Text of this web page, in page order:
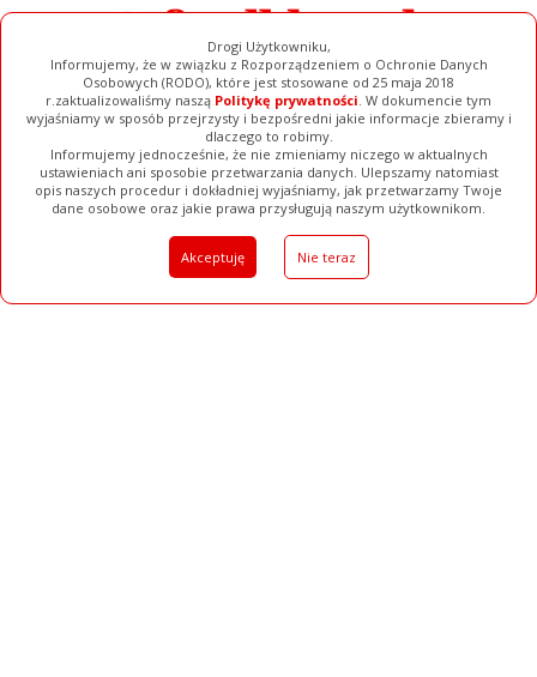
Drogi Użytkowniku,
Informujemy, że w związku z Rozporządzeniem o Ochronie Danych
Osobowych (RODO), które jest stosowane od 25 maja 2018
r.zaktualizowaliśmy naszą Politykę prywatności. W dokumencie tym
wyjaśniamy w sposób przejrzysty i bezpośredni jakie informacje zbieramy i
dlaczego to robimy.
Informujemy jednocześnie, że nie zmieniamy niczego w aktualnych
ustawieniach ani sposobie przetwarzania danych. Ulepszamy natomiast
opis naszych procedur i dokładniej wyjaśniamy, jak przetwarzamy Twoje
dane osobowe oraz jakie prawa przysługują naszym użytkownikom.
Akceptuję Nie teraz
Ogłoszenia Filmy Galerie Baza Firm Pełna Wersja